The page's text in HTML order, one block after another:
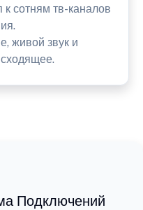
к сотням тв-каналов
живой звук и
Подключений